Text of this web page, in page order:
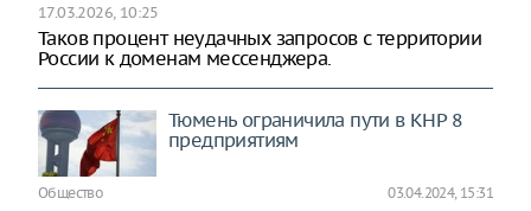
17.03.2026, 10:25
Таков процент неудачных запросов с территории
России к доменам мессенджера.
Тюмень ограничила пути в КНР 8
предприятиям
Общество 03.04.2024, 15:31